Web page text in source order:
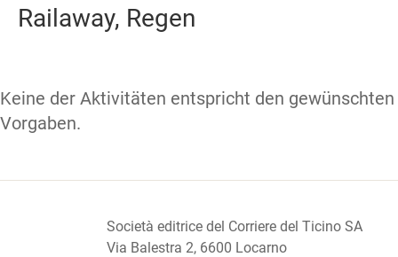
Railaway, Regen
Keine der Aktivitäten entspricht den gewünschten
Vorgaben.
Società editrice del Corriere del Ticino SA
Via Balestra 2, 6600 Locarno